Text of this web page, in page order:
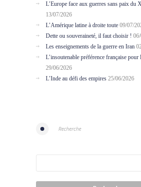
L’Europe face aux guerres sans paix du
13/07/2026
L’Amérique latine à droite toute 09/07/
Dette ou souveraineté, il faut choisir !
Les enseignements de la guerre en Iran
L’insoutenable préférence française pour
29/06/2026
L’Inde au défi des empires 25/06/2026
Recherche